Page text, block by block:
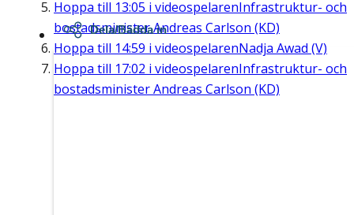
Hoppa till 13:05 i videospelarenInfrastruktur- och
bostadsminister Andreas Carlson (KD)
Hoppa till 14:59 i videospelarenNadja Awad (V)
Hoppa till 17:02 i videospelarenInfrastruktur- och
bostadsminister Andreas Carlson (KD)
Dela/Bädda in